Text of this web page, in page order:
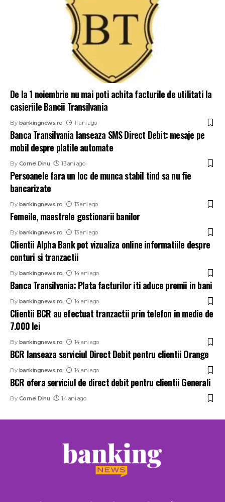
De la 1 noiembrie nu mai poti achita facturile de utilitati la
casieriile Bancii Transilvania
By bankingnews.ro 11 ani ago
Banca Transilvania lanseaza SMS Direct Debit: mesaje pe
mobil despre platile automate
By Cornel Dinu 13 ani ago
Persoanele fara un loc de munca stabil tind sa nu fie
bancarizate
By bankingnews.ro 13 ani ago
Femeile, maestrele gestionarii banilor
By bankingnews.ro 13 ani ago
Clientii Alpha Bank pot vizualiza online informatiile despre
conturi si tranzactii
By bankingnews.ro 14 ani ago
Banca Transilvania: Plata facturilor iti aduce premii in bani
By bankingnews.ro 14 ani ago
Clientii BCR au efectuat tranzactii prin telefon in medie de
7.000 lei
By bankingnews.ro 14 ani ago
BCR lanseaza serviciul Direct Debit pentru clientii Orange
By bankingnews.ro 14 ani ago
BCR ofera serviciul de direct debit pentru clientii Generali
By Cornel Dinu 14 ani ago